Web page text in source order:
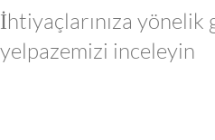
İhtiyaçlarınıza yönelik
yelpazemizi inceleyin